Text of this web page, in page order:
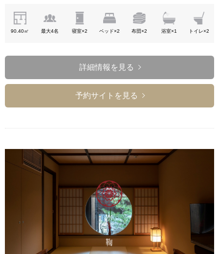
90.40㎡ 最大4名 寝室×2 ベッド×2 布団×2 浴室×1 トイレ×2
詳細情報を見る
予約サイトを見る